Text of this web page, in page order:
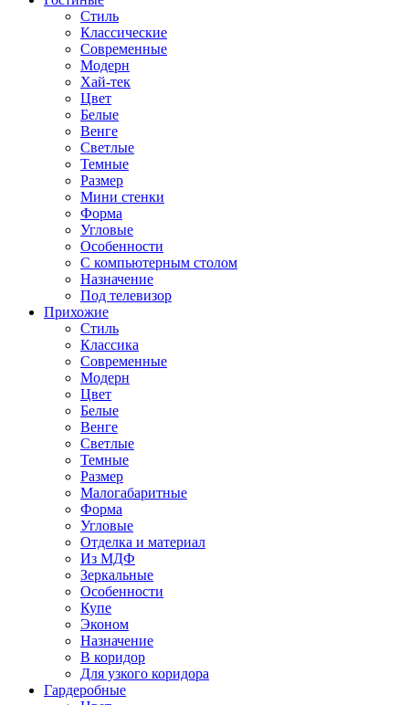
Стиль
Классические
Современные
Модерн
Хай-тек
Цвет
Белые
Венге
Светлые
Темные
Размер
Мини стенки
Форма
Угловые
Особенности
С компьютерным столом
Назначение
Под телевизор
Прихожие
Стиль
Классика
Современные
Модерн
Цвет
Белые
Венге
Светлые
Темные
Размер
Малогабаритные
Форма
Угловые
Отделка и материал
Из МДФ
Зеркальные
Особенности
Купе
Эконом
Назначение
В коридор
Для узкого коридора
Гардеробные